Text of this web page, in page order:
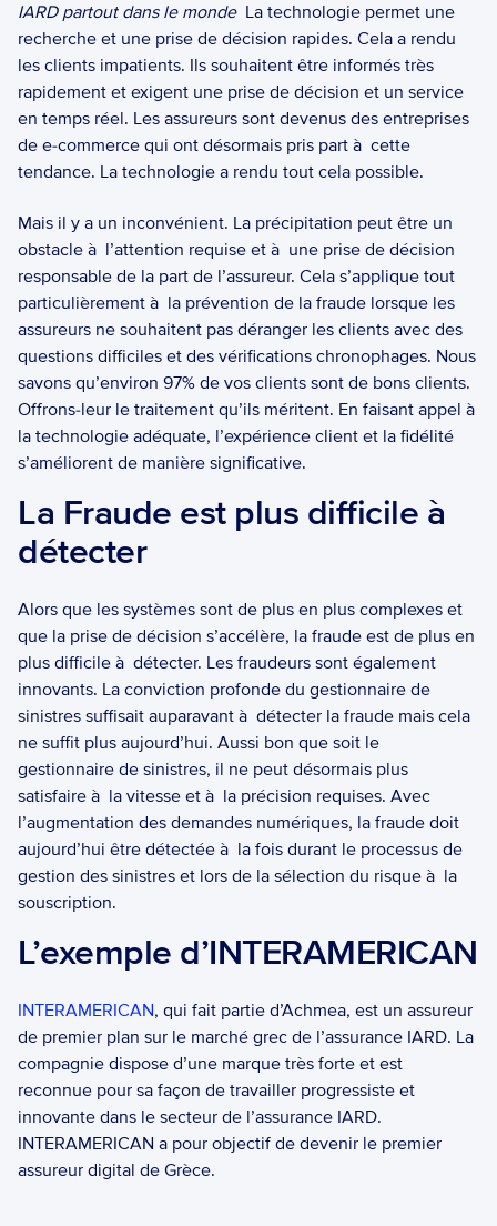
IARD partout dans le monde
  La technologie permet une
recherche et une prise de décision rapides. Cela a rendu
les clients impatients. Ils souhaitent être informés très
rapidement et exigent une prise de décision et un service
en temps réel. Les assureurs sont devenus des entreprises
de e-commerce qui ont désormais pris part à  cette
tendance. La technologie a rendu tout cela possible.
Mais il y a un inconvénient. La précipitation peut être un
obstacle à  l’attention requise et à  une prise de décision
responsable de la part de l’assureur. Cela s’applique tout
particulièrement à  la prévention de la fraude lorsque les
assureurs ne souhaitent pas déranger les clients avec des
questions difficiles et des vérifications chronophages. Nous
savons qu’environ 97% de vos clients sont de bons clients.
Offrons-leur le traitement qu’ils méritent. En faisant appel à
la technologie adéquate, l’expérience client et la fidélité
s’améliorent de manière significative.
La Fraude est plus difficile à
détecter
Alors que les systèmes sont de plus en plus complexes et
que la prise de décision s’accélère, la fraude est de plus en
plus difficile à  détecter. Les fraudeurs sont également
innovants. La conviction profonde du gestionnaire de
sinistres suffisait auparavant à  détecter la fraude mais cela
ne suffit plus aujourd’hui. Aussi bon que soit le
gestionnaire de sinistres, il ne peut désormais plus
satisfaire à  la vitesse et à  la précision requises. Avec
l’augmentation des demandes numériques, la fraude doit
aujourd’hui être détectée à  la fois durant le processus de
gestion des sinistres et lors de la sélection du risque à  la
souscription.
L’exemple d’INTERAMERICAN
INTERAMERICAN, qui fait partie d’Achmea, est un assureur
de premier plan sur le marché grec de l’assurance IARD. La
compagnie dispose d’une marque très forte et est
reconnue pour sa façon de travailler progressiste et
innovante dans le secteur de l’assurance IARD.
INTERAMERICAN a pour objectif de devenir le premier
assureur digital de Grèce.